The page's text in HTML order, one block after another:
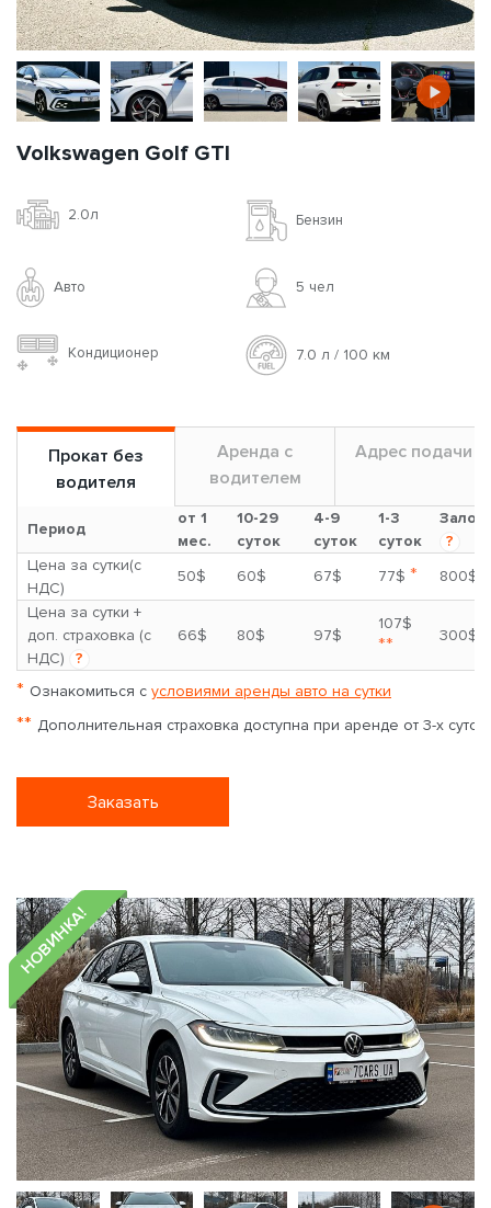
Volkswagen Golf GTI
2.0л Бензин
Авто 5 чел
Кондиционер 7.0 л / 100 км
Прокат без
водителя
Аренда с
водителем
Адрес подачи
Период
от 1
мес.
10-29
суток
4-9
суток
1-3
суток
Залог
?
Цена за сутки(с
НДС)
50$ 60$ 67$ 77$ *
800$
Цена за сутки +
доп. страховка (с
НДС)
?
66$ 80$ 97$
107$
** 300$
* Ознакомиться с условиями аренды авто на сутки
** Дополнительная страховка доступна при аренде от 3-х суток
Заказать
НОВИНКА!